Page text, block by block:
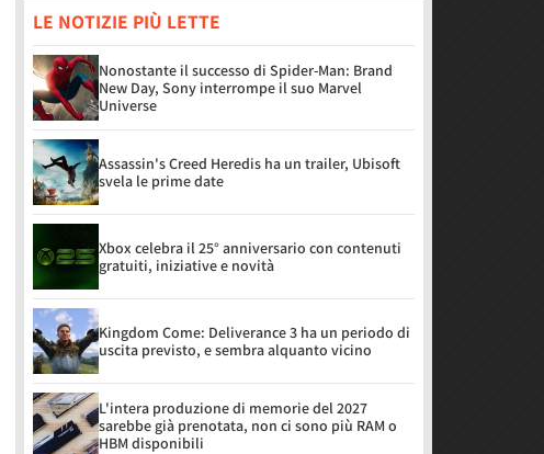
LE NOTIZIE PIÙ LETTE
Nonostante il successo di Spider-Man: Brand
New Day, Sony interrompe il suo Marvel
Universe
Assassin's Creed Heredis ha un trailer, Ubisoft
svela le prime date
Xbox celebra il 25° anniversario con contenuti
gratuiti, iniziative e novità
Kingdom Come: Deliverance 3 ha un periodo di
uscita previsto, e sembra alquanto vicino
L'intera produzione di memorie del 2027
sarebbe già prenotata, non ci sono più RAM o
HBM disponibili